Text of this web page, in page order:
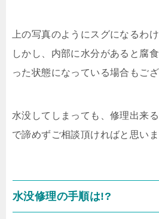
上の写真のようにスグになるわ
しかし、内部に水分があると腐
った状態になっている場合もござ
水没してしまっても、修理出来
で諦めずご相談頂ければと思いま
水没修理の手順は!?